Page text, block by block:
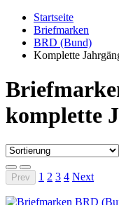
Startseite
Briefmarken
BRD (Bund)
Komplette
komplette
Prev 1 2 3 4 Next